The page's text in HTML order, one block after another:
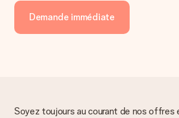
Demande immédiate
Soyez toujours au courant de nos offres